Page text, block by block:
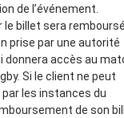
de l’événement.
le billet sera
prise par une autorité
donnera accès au
Si le client ne peut
les instances du
de son